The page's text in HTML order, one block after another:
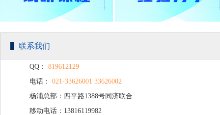
联系我们
QQ： 819612129
电话： 021-33626001 33626002
杨浦总部：四平路1388号同济联合
广场C楼203
移动电话：13816119982